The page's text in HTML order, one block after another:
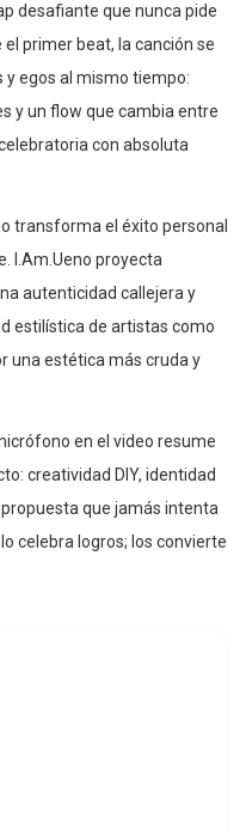
desafiante que nunca pide
primer beat, la canción se
egos al mismo tiempo:
y un flow que cambia entre
con absoluta
transforma el éxito personal
I.Am.Ueno proyecta
autenticidad callejera y
estilística de artistas como
una estética más cruda y
en el video resume
creatividad DIY, identidad
que jamás intenta
celebra logros; los convierte